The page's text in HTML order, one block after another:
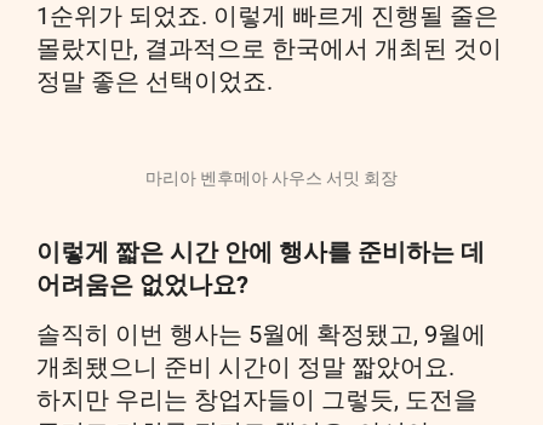
1순위가 되었죠. 이렇게 빠르게 진행될 줄은
몰랐지만, 결과적으로 한국에서 개최된 것이
정말 좋은 선택이었죠.
마리아 벤후메아 사우스 서밋 회장
이렇게 짧은 시간 안에 행사를 준비하는 데
어려움은 없었나요?
솔직히 이번 행사는 5월에 확정됐고, 9월에
개최됐으니 준비 시간이 정말 짧았어요.
하지만 우리는 창업자들이 그렇듯, 도전을